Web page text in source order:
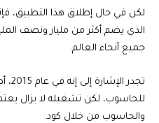
لكن في حال إطلاق هذا التطبيق،
الذي يضم أكثر من مليار ونصف
جميع أنحاء العالم.
للحاسوب، لكن تشغيله لا يزال
والحاسوب من خلال كود.